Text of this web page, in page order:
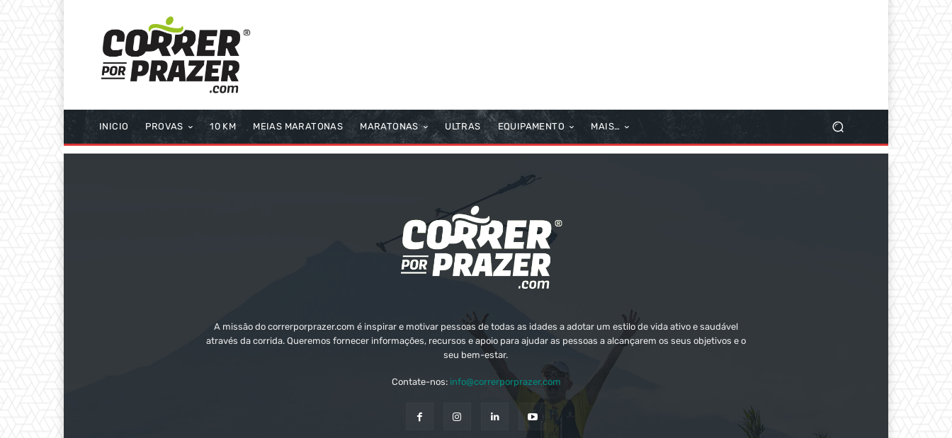
INICIO PROVAS 10 KM MEIAS MARATONAS MARATONAS ULTRAS EQUIPAMENTO MAIS…
A missão do correrporprazer.com é inspirar e motivar pessoas de todas as idades a adotar um estilo de vida ativo e saudável
através da corrida. Queremos fornecer informações, recursos e apoio para ajudar as pessoas a alcançarem os seus objetivos e o
seu bem-estar.
Contate-nos: info@correrporprazer.com